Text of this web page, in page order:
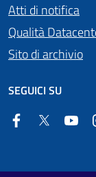
Atti di notifica
Qualità
Sito di archivio
SEGUICI SU
FacebookTwitter